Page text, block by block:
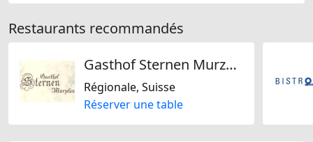
Restaurants recommandés
Gasthof Sternen Murzelen AG
Régionale, Suisse
Réserver une table